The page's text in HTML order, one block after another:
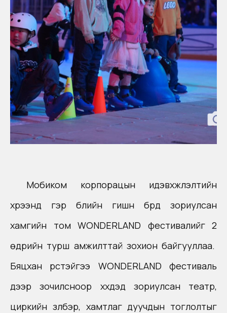
Мобиком корпорацын идэвхжүүлэлтийн
хүрээнд гэр бүлийн гишүүн бүрд зориулсан
хамгийн том WONDERLAND фестивалийг 2
өдрийн турш амжилттай зохион байгууллаа.
Бяцхан үрстэйгээ WONDERLAND фестиваль
дээр зочилсноор хүүхдэд зориулсан театр,
циркийн үзүүлбэр, хамтлаг дуучдын тоглолтыг